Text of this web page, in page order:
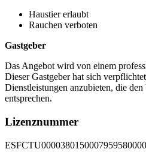
Haustier erlaubt
Rauchen verboten
Gastgeber
Das Angebot wird von einem
Dieser Gastgeber hat sich
Dienstleistungen anzubieten, die
entsprechen.
Lizenznummer